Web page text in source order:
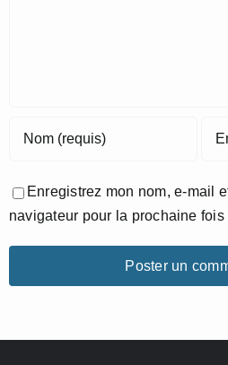
Enregistrez mon nom, e-mail
navigateur pour la prochaine